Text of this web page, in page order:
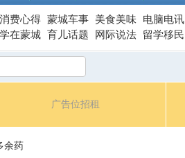
消费心得 蒙城车事 美食美味 电脑电讯
学在蒙城 育儿话题 网际说法 留学移民
广告位招租
余药